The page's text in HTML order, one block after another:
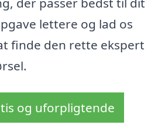
lettere og lad os
finde den rette ekspert
og uforpligtende